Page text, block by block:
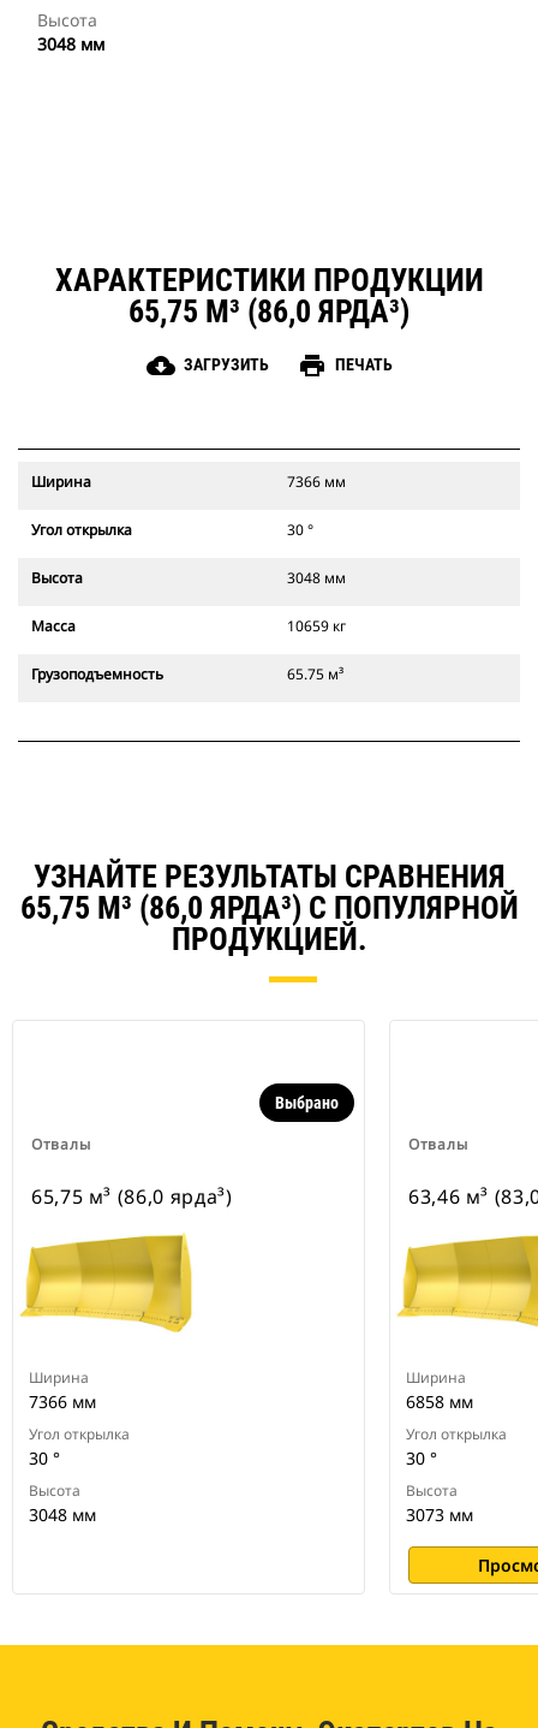
Высота
3048 мм
ХАРАКТЕРИСТИКИ ПРОДУКЦИИ
65,75 М³ (86,0 ЯРДА³)
cloud_download ЗАГРУЗИТЬ print ПЕЧАТЬ
Ширина 7366 мм
Угол открылка 30 °
Высота 3048 мм
Масса 10659 кг
Грузоподъемность 65.75 м³
УЗНАЙТЕ РЕЗУЛЬТАТЫ СРАВНЕНИЯ
65,75 М³ (86,0 ЯРДА³) С ПОПУЛЯРНОЙ
ПРОДУКЦИЕЙ.
Отвалы
Выбрано
65,75 м³ (86,0 ярда³)
Ширина
7366 мм
Угол открылка
30 °
Высота
3048 мм
Отвалы
63,46 м³
Ширина
6858 мм
Угол открылка
30 °
Высота
3073 мм